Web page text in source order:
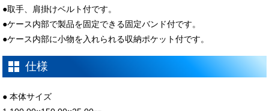
●取手、肩掛けベルト付です。
●ケース内部で製品を固定できる固定バンド付です。
●ケース内部に小物を入れられる収納ポケット付です。
仕様
● 本体サイズ